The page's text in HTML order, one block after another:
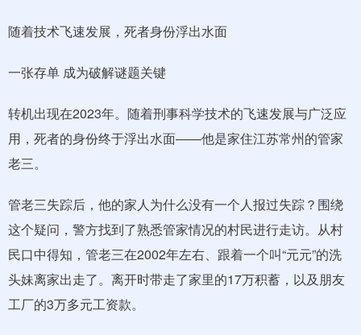
随着技术飞速发展，死者身份浮出水面
一张存单 成为破解谜题关键
转机出现在2023年。随着刑事科学技术的飞速发展与广泛应
用，死者的身份终于浮出水面——他是家住江苏常州的管家
老三。
管老三失踪后，他的家人为什么没有一个人报过失踪？围绕
这个疑问，警方找到了熟悉管家情况的村民进行走访。从村
民口中得知，管老三在2002年左右、跟着一个叫“元元”的洗
头妹离家出走了。离开时带走了家里的17万积蓄，以及朋友
工厂的3万多元工资款。